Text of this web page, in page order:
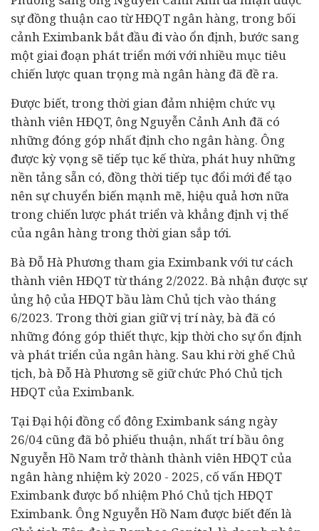
sự đồng thuận cao từ HĐQT ngân hàng, trong bối
cảnh Eximbank bắt đầu đi vào ổn định, bước sang
một giai đoạn phát triển mới với nhiều mục tiêu
chiến lược quan trọng mà ngân hàng đã đề ra.
Được biết, trong thời gian đảm nhiệm chức vụ
thành viên HĐQT, ông Nguyễn Cảnh Anh đã có
những đóng góp nhất định cho ngân hàng. Ông
được kỳ vọng sẽ tiếp tục kế thừa, phát huy những
nền tảng sẵn có, đồng thời tiếp tục đổi mới để tạo
nên sự chuyển biến mạnh mẽ, hiệu quả hơn nữa
trong chiến lược phát triển và khẳng định vị thế
của ngân hàng trong thời gian sắp tới.
Bà Đỗ Hà Phương tham gia Eximbank với tư cách
thành viên HĐQT từ tháng 2/2022. Bà nhận được sự
ủng hộ của HĐQT bầu làm Chủ tịch vào tháng
6/2023. Trong thời gian giữ vị trí này, bà đã có
những đóng góp thiết thực, kịp thời cho sự ổn định
và phát triển của ngân hàng. Sau khi rời ghế Chủ
tịch, bà Đỗ Hà Phương sẽ giữ chức Phó Chủ tịch
HĐQT của Eximbank.
Tại Đại hội đồng cổ đông Eximbank sáng ngày
26/04 cũng đã bỏ phiếu thuận, nhất trí bầu ông
Nguyễn Hồ Nam trở thành thành viên HĐQT của
ngân hàng nhiệm kỳ 2020 - 2025, cố vấn HĐQT
Eximbank được bổ nhiệm Phó Chủ tịch HĐQT
Eximbank. Ông Nguyễn Hồ Nam được biết đến là